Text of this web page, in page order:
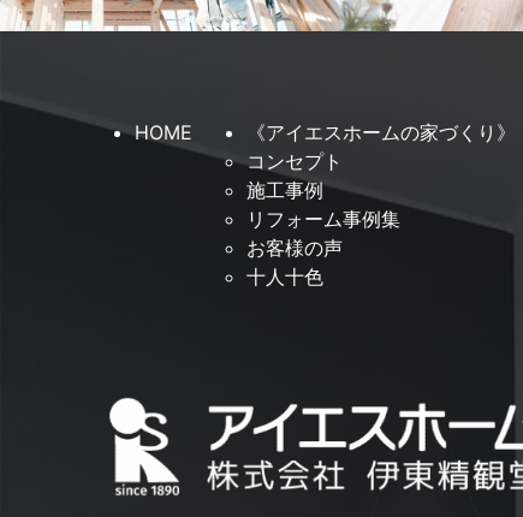
HOME
《アイエスホームの家づくり》
コンセプト
施工事例
リフォーム事例集
お客様の声
十人十色